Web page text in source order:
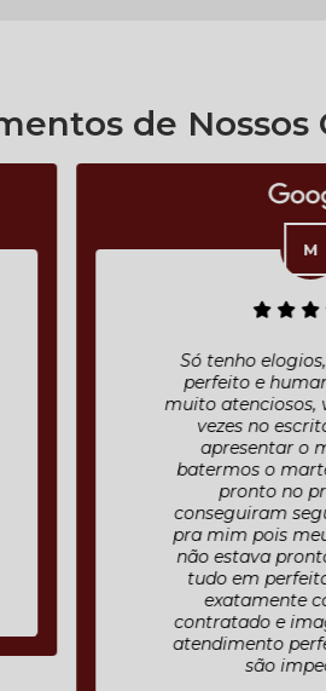
de Nossos
Só tenho elogios, atendimento
perfeito e humanizado, foram
muito atenciosos, vieram diversas
vezes no escritório medir e
apresentar o material até
batermos o martelo. tudo ficou
pronto no prazo, mas
conseguiram segurar a entrega
pra mim pois meu espaço ainda
não estava pronto, entregaram
tudo em perfeitas condições,
exatamente como avalia
contratado e imaginado. Fora o
atendimento perfeito, os móveis